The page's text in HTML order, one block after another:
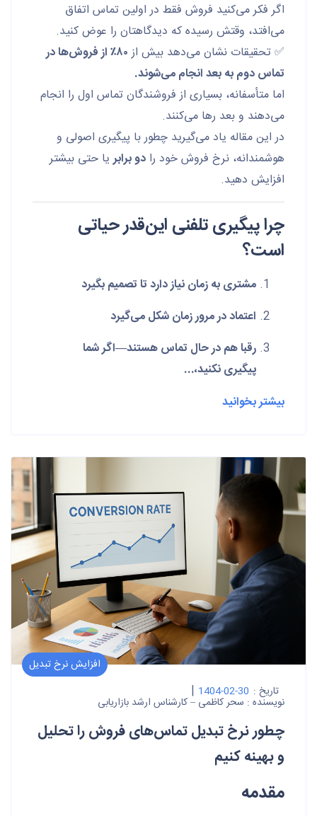
اگر فکر می‌کنید فروش فقط در اولین تماس اتفاق
می‌افتد، وقتش رسیده که دیدگاهتان را عوض کنید.
✅ تحقیقات نشان می‌دهد بیش از
۸۰٪ از فروش‌ها در
تماس دوم به بعد انجام می‌شوند.
اما متأسفانه، بسیاری از فروشندگان تماس اول را انجام
می‌دهند و بعد رها می‌کنند.
در این مقاله یاد می‌گیرید چطور با پیگیری اصولی و
هوشمندانه، نرخ فروش خود را دو برابریا حتی بیشتر
افزایش دهید.
چرا پیگیری تلفنی این‌قدر حیاتی
است؟
مشتری به زمان نیاز دارد تا تصمیم بگیرد
اعتماد در مرور زمان شکل می‌گیرد
رقبا هم در حال تماس هستند—اگر شما
پیگیری نکنید،...
بیشتر بخوانید
افزایش نرخ تبدیل
تاریخ : 1404-02-30
|
نویسنده : سحر کاظمی – کارشناس ارشد بازاریابی
چطور نرخ تبدیل تماس‌های فروش را تحلیل
و بهینه کنیم
مقدمه